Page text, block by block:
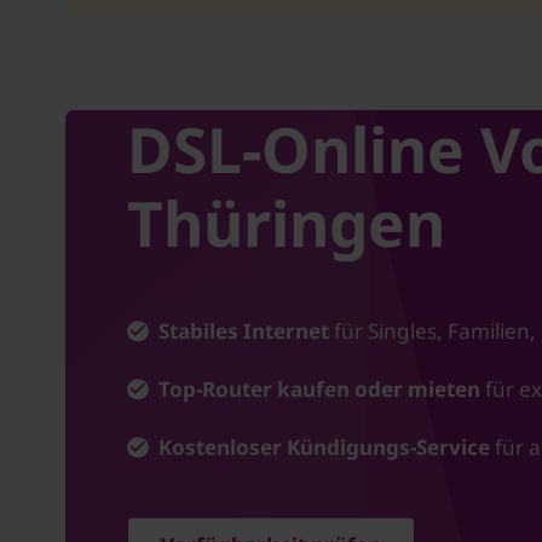
DSL-Online
Thüringen
Stabiles Internetfür Singles, Familien,
Top-Router kaufen oder mieten für
Kostenloser Kündigungs-Service für